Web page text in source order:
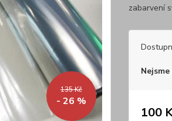
135 Kč
- 26 %
zabarvení
100